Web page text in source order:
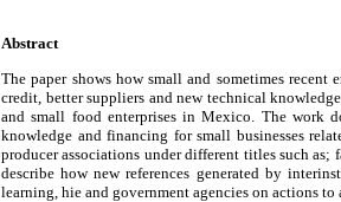
Abstract
The paper shows how small and sometimes
credit, better suppliers and new technical
and small food enterprises in Mexico. The work
knowledge and financing for small businesses
producer associations under different titles such
describe how new references generated by
learning, hie and government agencies on actions to